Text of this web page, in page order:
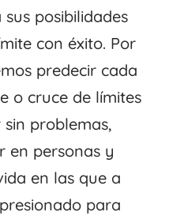
posibilidades
con éxito. Por
predecir cada
o cruce de límites
problemas,
en personas y
en las que a
para